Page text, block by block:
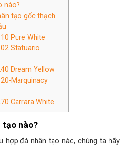
nào?
tạo gốc thạch
Pure White
Statuario
Dream Yellow
Marquinacy
Carrara White
tạo nào?
hợp đá nhân tạo nào, chúng ta hãy